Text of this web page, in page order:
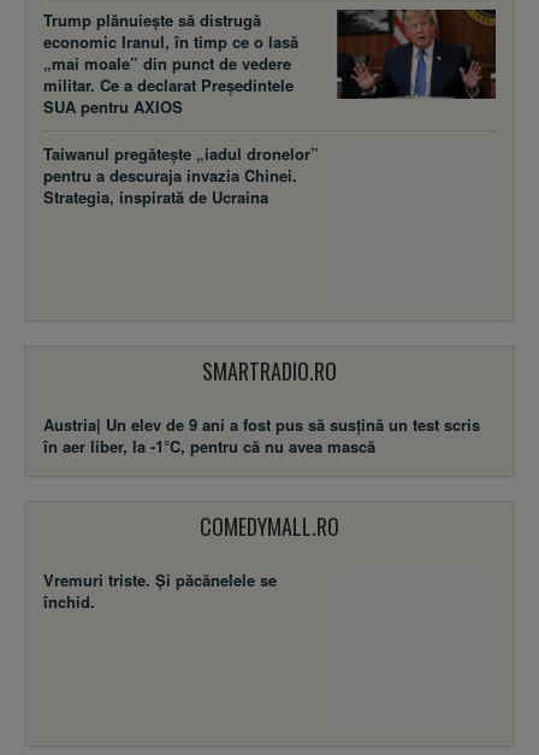
„mai moale” din punct de vedere
militar. Ce a declarat Președintele
SUA pentru AXIOS
Taiwanul pregătește „iadul dronelor”
Strategia, inspirată de Ucraina
Vremuri triste. Şi păcănelele se